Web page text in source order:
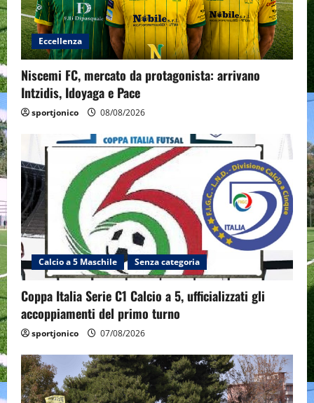
Eccellenza
Niscemi FC, mercato da protagonista: arrivano
Intzidis, Idoyaga e Pace
sportjonico 08/08/2026
Calcio a 5 Maschile Senza categoria
Coppa Italia Serie C1 Calcio a 5, ufficializzati gli
accoppiamenti del primo turno
sportjonico 07/08/2026